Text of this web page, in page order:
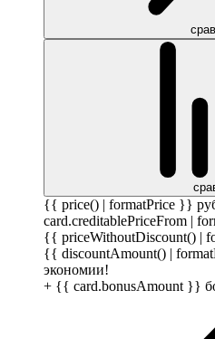
{{ price() | formatPrice }}
card.creditablePriceFrom |
{{ priceWithoutDiscount() |
{{ discountAmount() |
экономии!
+ {{ card.bonusAmount }}